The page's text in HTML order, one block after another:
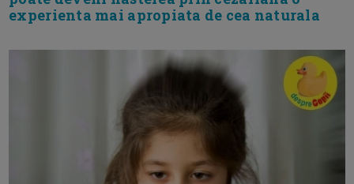
experienta mai apropiata de cea naturala